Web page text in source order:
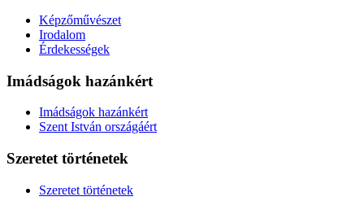
Képzőművészet
Irodalom
Érdekességek
Imádságok hazánkért
Imádságok hazánkért
Szent István országáért
Szeretet történetek
Szeretet történetek